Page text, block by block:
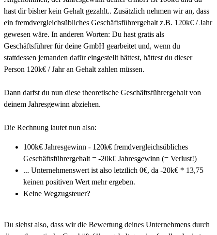
hast dir bisher kein Gehalt gezahlt.. Zusätzlich nehmen wir an, dass
ein fremdvergleichsübliches Geschäftsführergehalt z.B. 120k€ / Jahr
gewesen wäre. In anderen Worten: Du hast gratis als
Geschäftsführer für deine GmbH gearbeitet und, wenn du
stattdessen jemanden dafür eingestellt hättest, hättest du dieser
Person 120k€ / Jahr an Gehalt zahlen müssen.
Dann darfst du nun diese theoretische Geschäftsführergehalt von
deinem Jahresgewinn abziehen.
Die Rechnung lautet nun also:
100k€ Jahresgewinn - 120k€ fremdvergleichsübliches
Geschäftsführergehalt = -20k€ Jahresgewinn (= Verlust!)
... Unternehmenswert ist also letztlich 0€, da -20k€ * 13,75
keinen positiven Wert mehr ergeben.
Keine Wegzugsteuer?
Du siehst also, dass wir die Bewertung deines Unternehmens durch